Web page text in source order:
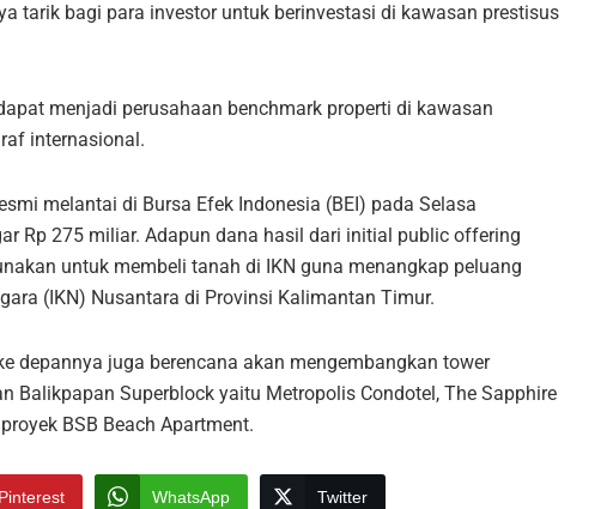
tarik bagi para investor untuk berinvestasi di kawasan prestisus
menjadi perusahaan benchmark properti di kawasan
internasional.
melantai di Bursa Efek Indonesia (BEI) pada Selasa
Rp 275 miliar. Adapun dana hasil dari initial public offering
untuk membeli tanah di IKN guna menangkap peluang
(IKN) Nusantara di Provinsi Kalimantan Timur.
depannya juga berencana akan mengembangkan tower
Balikpapan Superblock yaitu Metropolis Condotel, The Sapphire
BSB Beach Apartment.
Pinterest WhatsApp Twitter